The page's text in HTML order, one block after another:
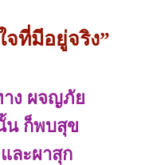
ที่มีอยู่จริง”
ง ผจญภัย
น ก็พบสุข
ละผาสุก